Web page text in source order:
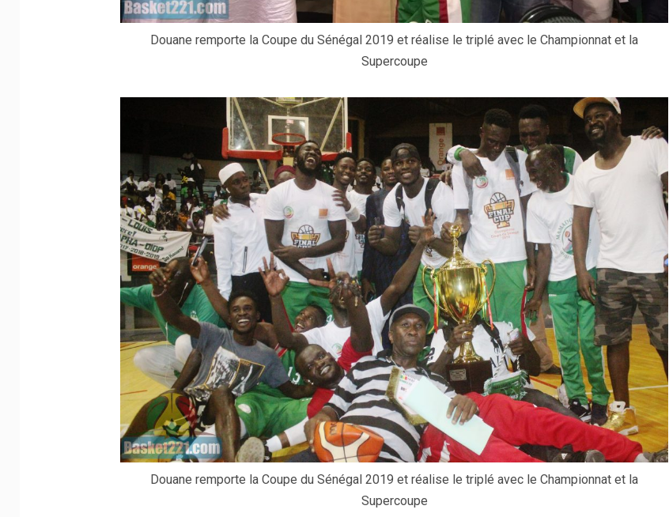
Douane remporte la Coupe du Sénégal 2019 et réalise le triplé avec le Championnat et la
Supercoupe
Douane remporte la Coupe du Sénégal 2019 et réalise le triplé avec le Championnat et la
Supercoupe